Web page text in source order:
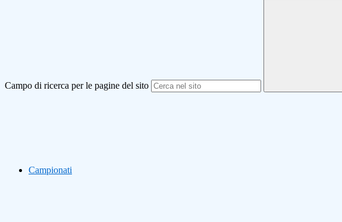
Campo di ricerca per le pagine del sito
Campionati